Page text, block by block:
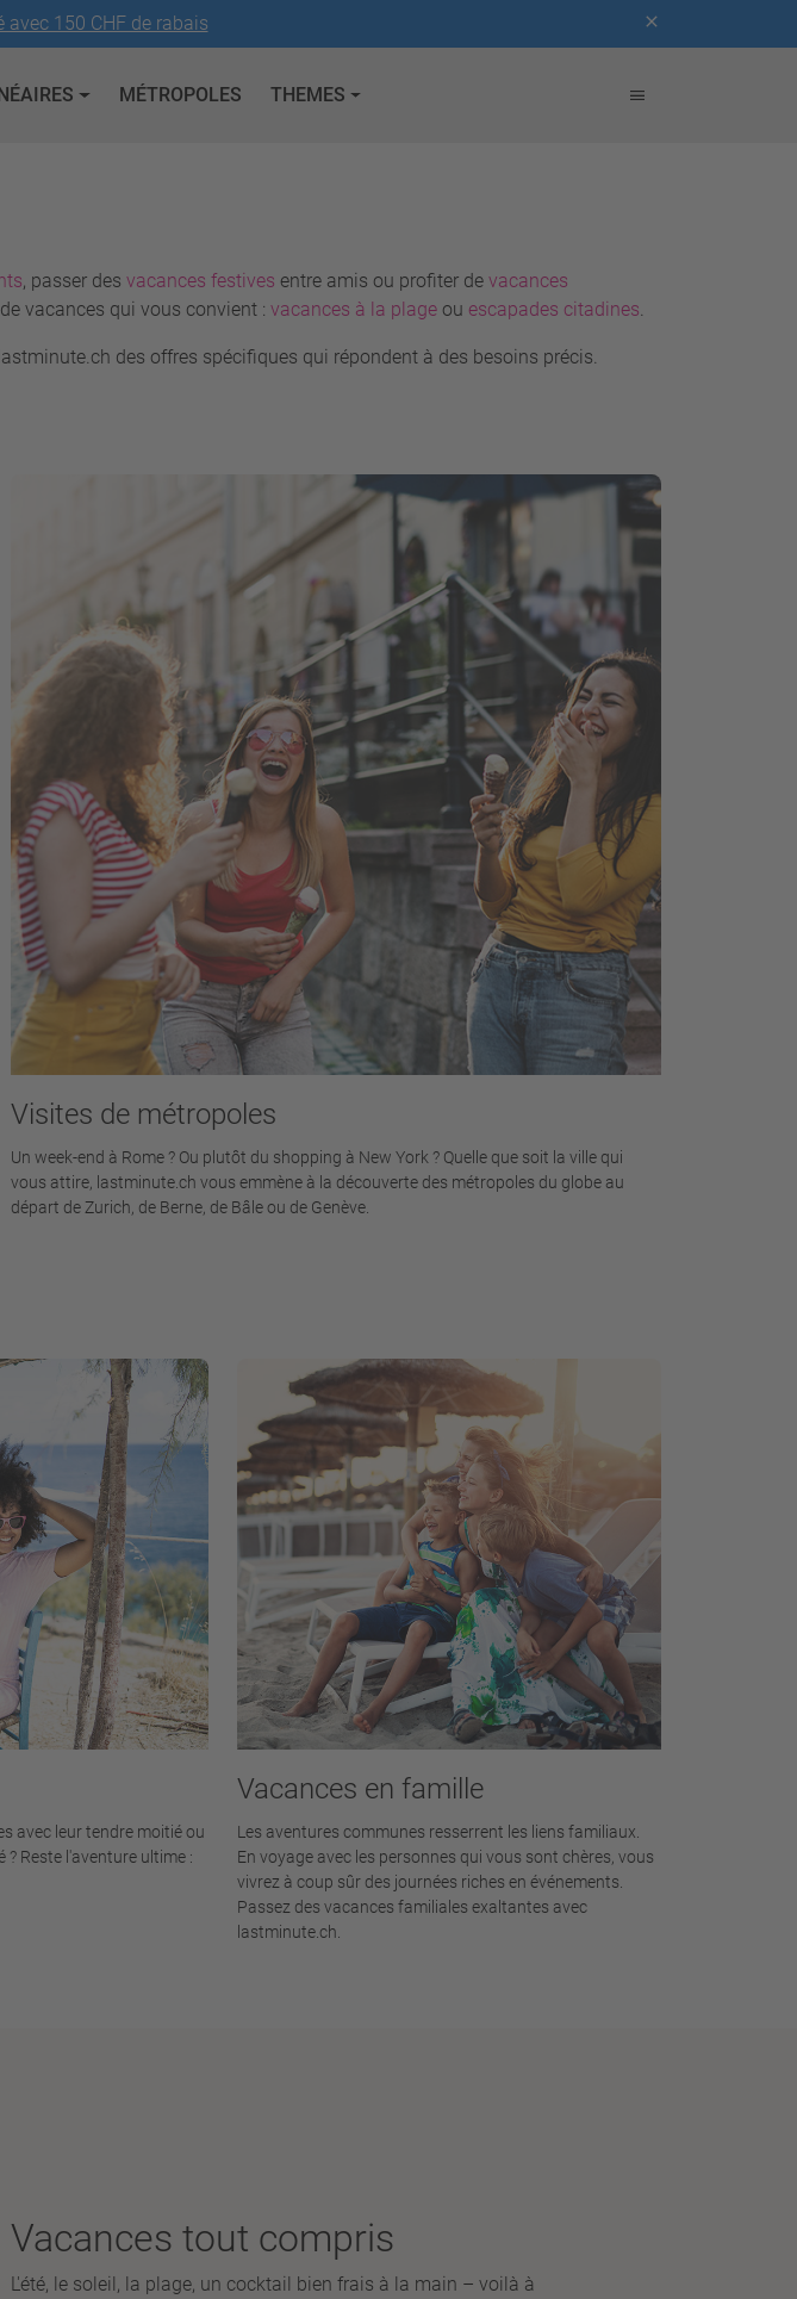
avec 150 CHF de rabais
MÉTROPOLES THEMES
, passer des vacances festives entre amis ou profiter de vacances
vacances qui vous convient : vacances à la plage ou escapades citadines.
des offres spécifiques qui répondent à des besoins précis.
Visites de métropoles
Un week-end à Rome ? Ou plutôt du shopping à New York ? Quelle que soit la ville qui
vous attire, lastminute.ch vous emmène à la découverte des métropoles du globe au
départ de Zurich, de Berne, de Bâle ou de Genève.
avec leur tendre moitié ou
Reste l'aventure ultime :
Vacances en famille
Les aventures communes resserrent les liens familiaux.
En voyage avec les personnes qui vous sont chères, vous
vivrez à coup sûr des journées riches en événements.
Passez des vacances familiales exaltantes avec
lastminute.ch.
Vacances tout compris
L'été, le soleil, la plage, un cocktail bien frais à la main – voilà à